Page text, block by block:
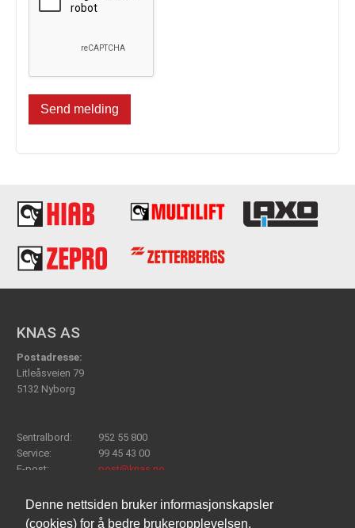
Denne nettsiden bruker informasjonskapsler
(cookies) for å bedre brukeropplevelsen.
KNAS AS
Postadresse:
Litleåsveien 79
5132 Nyborg
Sentralbord:
952 55 800
Service:
99 45 43 00
E-post:
post@knas.no